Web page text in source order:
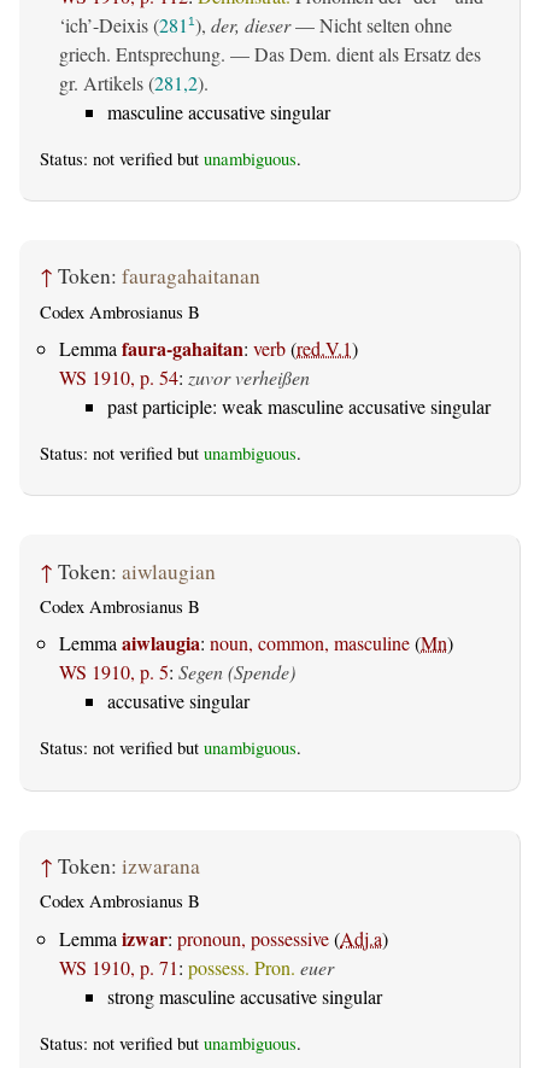
‘ich’-Deixis (281 1), der, dieser— Nicht selten ohne
griech. Entsprechung. — Das Dem. dient als Ersatz des
gr. Artikels (281,2).
masculine accusative singular
Status: not verified but unambiguous.
↑ Token: fauragahaitanan
Codex Ambrosianus B
Lemma faura-gahaitan: verb(red.V.1)
WS 1910, p. 54: zuvor verheißen
past participle: weak masculine accusative singular
Status: not verified but unambiguous.
↑ Token: aiwlaugian
Codex Ambrosianus B
Lemmaaiwlaugia: noun, common, masculine(Mn)
WS 1910, p. 5: Segen (Spende)
accusative singular
Status: not verified but unambiguous.
↑ Token: izwarana
Codex Ambrosianus B
Lemma izwar: pronoun, possessive(Adj.a)
WS 1910, p. 71: possess. Pron. euer
strong masculine accusative singular
Status: not verified but unambiguous.